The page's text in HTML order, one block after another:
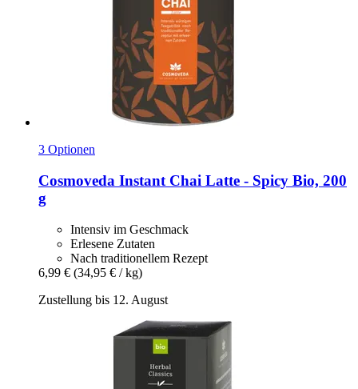
3 Optionen
Cosmoveda Instant Chai Latte -​ Spicy Bio, 200
g
Intensiv im Geschmack
Erlesene Zutaten
Nach traditionellem Rezept
6,99 € (34,95 € / kg)
Zustellung bis 12. August